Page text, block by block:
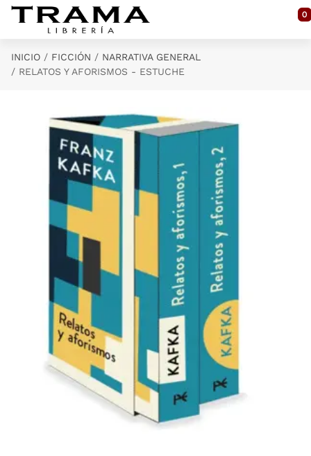
Saltar al contenido principal
0
INICIO FICCIÓN
NARRATIVA GENERAL
RELATOS Y AFORISMOS - ESTUCHE